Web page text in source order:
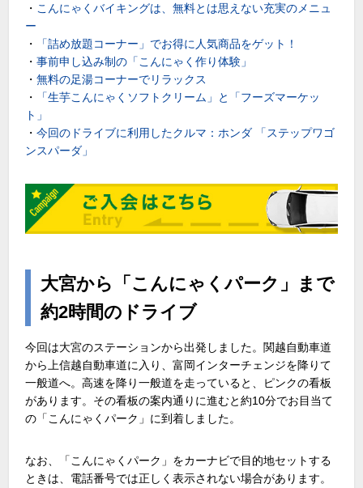
・ こんにゃくバイキングは、無料とは思えない充実のメニュ
ー
・
「詰め放題コーナー」でお得に人気商品をゲット！
・事前申し込み制の「こんにゃく作り体験」
・無料の足湯コーナーでリラックス
・
「生芋こんにゃくソフトクリーム」と「フーズマーケッ
ト」
・今回のドライブに利用したクルマ：ホンダ 「ステップワゴ
ンスパーダ」
大宮から「こんにゃくパーク」まで
約2時間のドライブ
今回は大宮のステーションから出発しました。関越自動車道
から上信越自動車道に入り、富岡インターチェンジを降りて
一般道へ。高速を降り一般道を走っていると、ピンクの看板
があります。その看板の案内通りに進むと約10分でお目当て
の「こんにゃくパーク」に到着しました。
なお、「こんにゃくパーク」をカーナビで目的地セットする
ときは、電話番号では正しく表示されない場合があります。